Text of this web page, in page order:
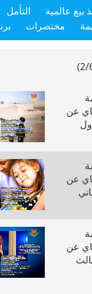
التأمل بيع عالمية
مختصرات
عن
عن
عن